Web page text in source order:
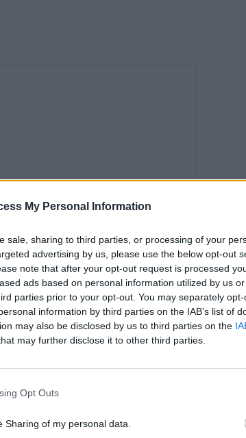
My Personal Information
sale, sharing to third parties, or processing of your
advertising by us, please use the below opt-out
note that after your opt-out request is processed
ads based on personal information utilized by us
parties prior to your opt-out. You may separately
information by third parties on the IAB’s list of
may also be disclosed by us to third parties on the
may further disclose it to other third parties.
Opt Outs
Sharing of my personal data.